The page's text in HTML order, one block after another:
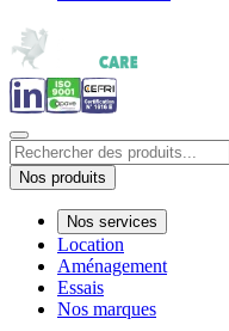
Nos produits
Nos services
Location
Aménagement
Essais
Nos marques